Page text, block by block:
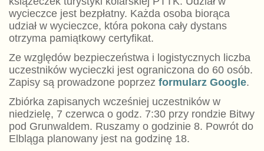
wycieczce jest bezpłatny. Każda osoba biorąca
udział w wycieczce, która pokona cały dystans
otrzyma pamiątkowy certyfikat.
Ze względów bezpieczeństwa i logistycznych liczba
uczestników wycieczki jest ograniczona do 60 osób.
Zapisy są prowadzone poprzez formularz Google.
Zbiórka zapisanych wcześniej uczestników w
niedzielę, 7 czerwca o godz. 7:30 przy rondzie Bitwy
pod Grunwaldem. Ruszamy o godzinie 8. Powrót do
Elbląga planowany jest na godzinę 18.